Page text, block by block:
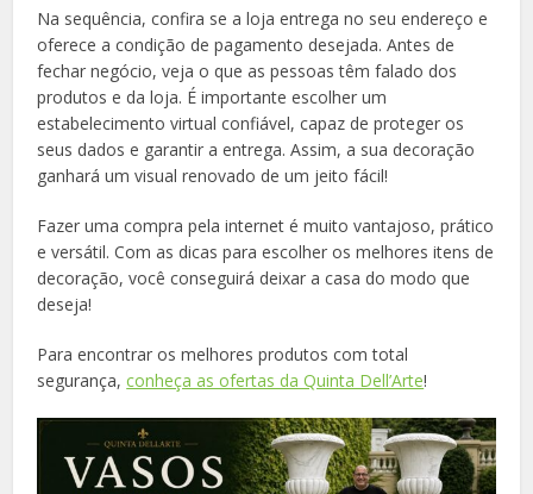
Na sequência, confira se a loja entrega no seu endereço e
oferece a condição de pagamento desejada. Antes de
fechar negócio, veja o que as pessoas têm falado dos
produtos e da loja. É importante escolher um
estabelecimento virtual confiável, capaz de proteger os
seus dados e garantir a entrega. Assim, a sua decoração
ganhará um visual renovado de um jeito fácil!
Fazer uma compra pela internet é muito vantajoso, prático
e versátil. Com as dicas para escolher os melhores itens de
decoração, você conseguirá deixar a casa do modo que
deseja!
Para encontrar os melhores produtos com total
segurança, conheça as ofertas da Quinta Dell’Arte!